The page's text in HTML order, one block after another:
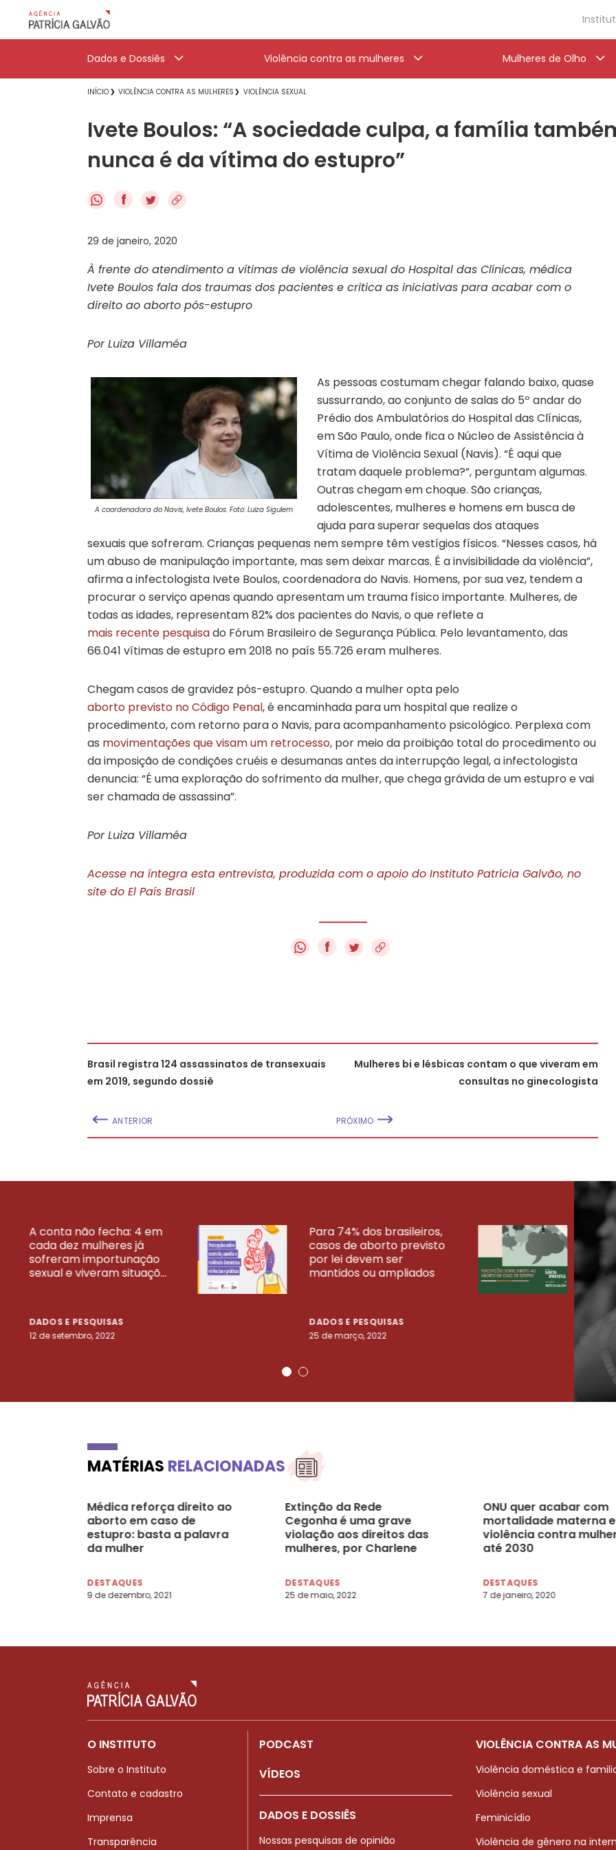
Dados e Dossiês Violência contra as mulheres Mulheres de Olho
INÍCIO VIOLÊNCIA CONTRA AS MULHERES VIOLÊNCIA SEXUAL
Ivete Boulos: “A sociedade culpa, a família
nunca é da vítima do estupro”
f
29 de janeiro, 2020
À frente do atendimento a vítimas de violência sexual do Hospital das Clínicas, médica
Ivete Boulos fala dos traumas dos pacientes e critica as iniciativas para acabar com o
direito ao aborto pós-estupro
Por Luiza Villaméa
A coordenadora do Navis, Ivete Boulos. Foto: Luiza Sigulem
As pessoas costumam chegar falando baixo, quase
sussurrando, ao conjunto de salas do 5º andar do
Prédio dos Ambulatórios do Hospital das Clínicas,
em São Paulo, onde fica o Núcleo de Assistência à
Vítima de Violência Sexual (Navis). “É aqui que
tratam daquele problema?”, perguntam algumas.
Outras chegam em choque. São crianças,
adolescentes, mulheres e homens em busca de
ajuda para superar sequelas dos ataques
sexuais que sofreram. Crianças pequenas nem sempre têm vestígios físicos. “Nesses casos, há
um abuso de manipulação importante, mas sem deixar marcas. É a invisibilidade da violência”,
afirma a infectologista Ivete Boulos, coordenadora do Navis. Homens, por sua vez, tendem a
procurar o serviço apenas quando apresentam um trauma físico importante. Mulheres, de
todas as idades, representam 82% dos pacientes do Navis, o que reflete a
mais recente pesquisado Fórum Brasileiro de Segurança Pública. Pelo levantamento, das
66.041 vítimas de estupro em 2018 no país 55.726 eram mulheres.
Chegam casos de gravidez pós-estupro. Quando a mulher opta pelo
aborto previsto no Código Penal, é encaminhada para um hospital que realize o
procedimento, com retorno para o Navis, para acompanhamento psicológico. Perplexa com
as movimentações que visam um retrocesso, por meio da proibição total do procedimento ou
da imposição de condições cruéis e desumanas antes da interrupção legal, a infectologista
denuncia: “É uma exploração do sofrimento da mulher, que chega grávida de um estupro e vai
ser chamada de assassina”.
Por Luiza Villaméa
Acesse na íntegra esta entrevista, produzida com o apoio do Instituto Patrícia Galvão, no
site do El País Brasil
f
Brasil registra 124 assassinatos de transexuais
em 2019, segundo dossiê
ANTERIOR
Mulheres bi e lésbicas contam o que viveram em
consultas no ginecologista
PRÓXIMO
A conta não fecha: 4 em
cada dez mulheres já
sofreram importunação
sexual e viveram situaçõ...
DADOS E PESQUISAS
12 de setembro, 2022
Para 74% dos brasileiros,
casos de aborto previsto
por lei devem ser
mantidos ou ampliados
DADOS E PESQUISAS
25 de março, 2022
23
VEJA MAIS PESQUISAS
MATÉRIAS RELACIONADAS
Médica reforça direito ao
aborto em caso de
estupro: basta a palavra
da mulher
DESTAQUES
9 de dezembro, 2021
Extinção da Rede
Cegonha é uma grave
violação aos direitos das
mulheres, por Charlene
DESTAQUES
25 de maio, 2022
ONU quer acabar com
mortalidade materna e
violência contra
até 2030
DESTAQUES
7 de janeiro, 2020
O INSTITUTO
Sobre o Instituto
Contato e cadastro
Imprensa
Transparência
PODCAST
VÍDEOS
DADOS E DOSSIÊS
Nossas pesquisas de opinião
VIOLÊNCIA CONTRA AS
Violência doméstica e
Violência sexual
Feminicídio
Violência de gênero na